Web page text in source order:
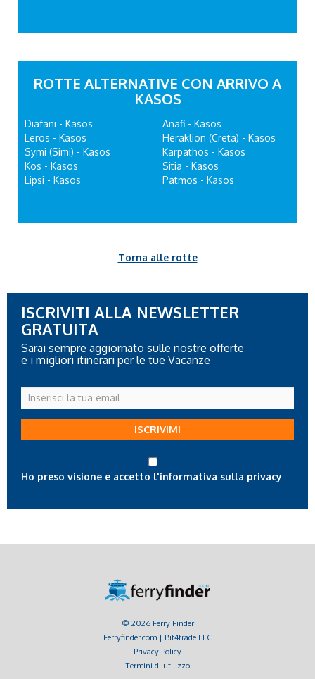
ROTTE ALTERNATIVE CON ARRIVO A
KASOS
Diafani - Kasos
Leros - Kasos
Symi (Simi) - Kasos
Kos - Kasos
Lipsi - Kasos
Anafi - Kasos
Heraklion (Creta) - Kasos
Karpathos - Kasos
Sitia - Kasos
Patmos - Kasos
Torna alle rotte
ISCRIVITI ALLA NEWSLETTER
GRATUITA
Sarai sempre aggiornato sulle nostre offerte
e i migliori itinerari per le tue Vacanze
Inserisci
la
tua
ISCRIVIMI
Ho preso visione e accetto l'informativa sulla privacy
© 2026 Ferry Finder
Ferryfinder.com | Bit4trade LLC
Privacy Policy
Termini di utilizzo